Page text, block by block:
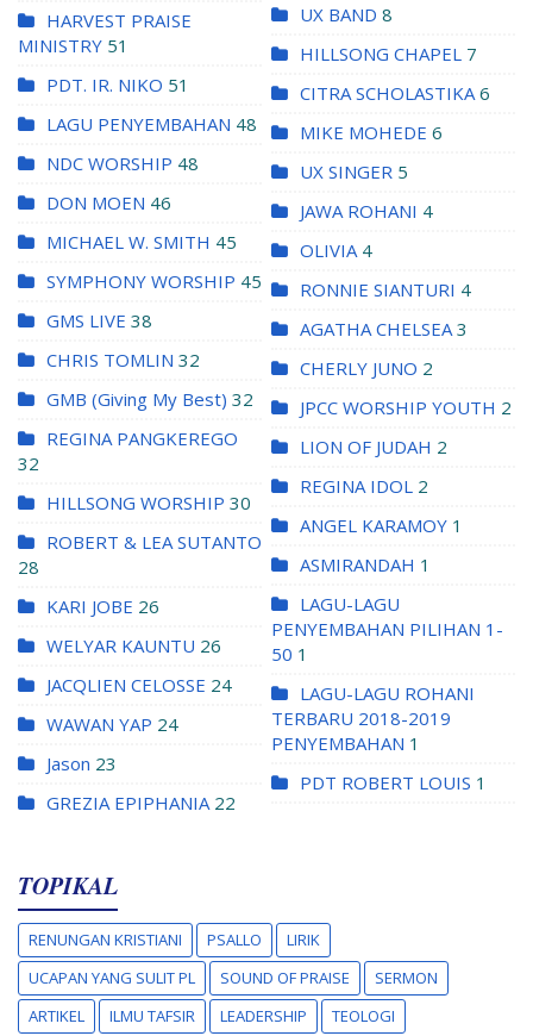
HARVEST PRAISE
MINISTRY 51
PDT. IR. NIKO 51
LAGU PENYEMBAHAN 48
NDC WORSHIP 48
DON MOEN 46
MICHAEL W. SMITH 45
SYMPHONY WORSHIP 45
GMS LIVE 38
CHRIS TOMLIN 32
GMB (Giving My Best) 32
REGINA PANGKEREGO
32
HILLSONG WORSHIP 30
ROBERT & LEA SUTANTO
28
KARI JOBE 26
WELYAR KAUNTU 26
JACQLIEN CELOSSE 24
WAWAN YAP 24
Jason 23
GREZIA EPIPHANIA 22
UX BAND 8
HILLSONG CHAPEL 7
CITRA SCHOLASTIKA 6
MIKE MOHEDE 6
UX SINGER 5
JAWA ROHANI 4
OLIVIA 4
RONNIE SIANTURI 4
AGATHA CHELSEA 3
CHERLY JUNO 2
JPCC WORSHIP YOUTH 2
LION OF JUDAH 2
REGINA IDOL 2
ANGEL KARAMOY 1
ASMIRANDAH 1
LAGU-LAGU
PENYEMBAHAN PILIHAN 1-
50 1
LAGU-LAGU ROHANI
TERBARU 2018-2019
PENYEMBAHAN 1
PDT ROBERT LOUIS 1
TOPIKAL
RENUNGAN KRISTIANI PSALLO
LIRIK
UCAPAN YANG SULIT PL
SOUND OF PRAISE
SERMON
ARTIKEL
ILMU TAFSIR LEADERSHIP
TEOLOGI